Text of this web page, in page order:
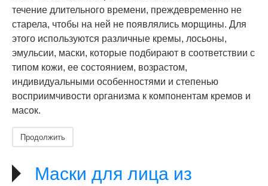
течение длительного времени, преждевременно не
старела, чтобы на ней не появлялись морщины. Для
этого используются различные кремы, лосьоны,
эмульсии, маски, которые подбирают в соответствии с
типом кожи, ее состоянием, возрастом,
индивидуальными особенностями и степенью
восприимчивости организма к компонентам кремов и
масок.
Продолжить
Маски для лица из